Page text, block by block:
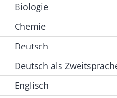
Biologie
Chemie
Deutsch
Deutsch als
Englisch